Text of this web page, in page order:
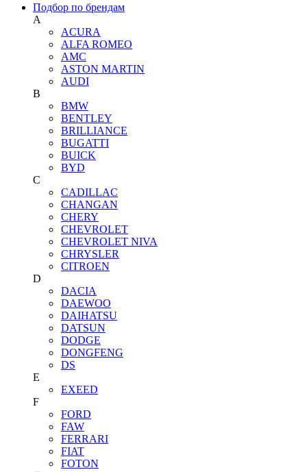
Подбор по брендам
A
ACURA
ALFA ROMEO
AMC
ASTON MARTIN
AUDI
B
BMW
BENTLEY
BRILLIANCE
BUGATTI
BUICK
BYD
C
CADILLAC
CHANGAN
CHERY
CHEVROLET
CHEVROLET NIVA
CHRYSLER
CITROEN
D
DACIA
DAEWOO
DAIHATSU
DATSUN
DODGE
DONGFENG
DS
E
EXEED
F
FORD
FAW
FERRARI
FIAT
FOTON